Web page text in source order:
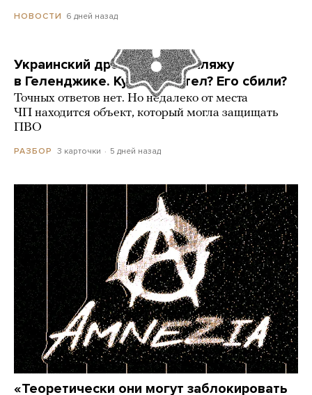
НОВОСТИ 6 дней назад
Украинский дрон попал по пляжу
в Геленджике. Куда он летел? Его сбили?
Точных ответов нет. Но недалеко от места
ЧП находится объект, который могла защищать
ПВО
РАЗБОР 3 карточки 5 дней назад
«Теоретически они могут заблокировать